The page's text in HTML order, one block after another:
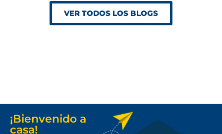
VER TODOS LOS BLOGS
¡Bienvenido a
casa!